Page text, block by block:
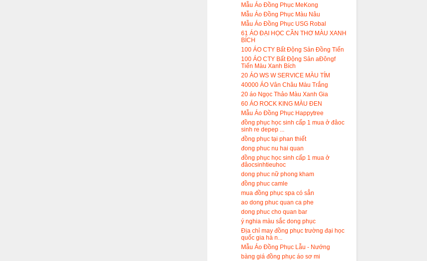
Mẫu Áo Đồng Phục MeKong
Mẫu Áo Đồng Phục Màu Nâu
Mẫu Áo Đồng Phục USG Robal
61 ÁO ĐẠI HỌC CẦN THƠ MÀU XANH
BÍCH
100 ÁO CTY Bất Động Sản Đồng Tiến
100 ÁO CTY Bất Động Sản aĐôngf
Tiến Màu Xanh Bích
20 ÁO WS W SERVICE MÀU TÍM
40000 ÁO Vân Châu Màu Trắng
20 áo Ngọc Thảo Màu Xanh Gia
60 ÁO ROCK KING MÀU ĐEN
Mẫu Áo Đồng Phục Happytree
đồng phục học sinh cấp 1 mua ở đâoc
sinh re depep ...
đồng phục tại phan thiết
đong phuc nu hai quan
đồng phục học sinh cấp 1 mua ở
đâocsinhtieuhoc
dong phuc nữ phong kham
đồng phuc camle
mua đồng phục spa có sẳn
ao dong phuc quan ca phe
dong phuc cho quan bar
ý nghia màu sắc dong phục
Địa chỉ may đồng phục trường đại học
quốc gia hà n...
Mẫu Áo Đồng Phục Lẫu - Nướng
bàng giá đồng phục áo sơ mi